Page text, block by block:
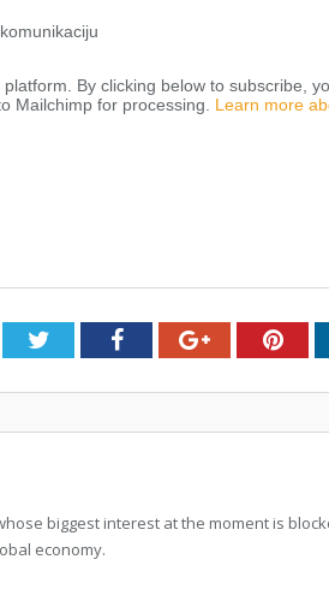
By clicking below to subscribe,
Mailchimp for processing. Learn more
TwitterFacebookGoogle+
biggest interest at the moment is
economy.